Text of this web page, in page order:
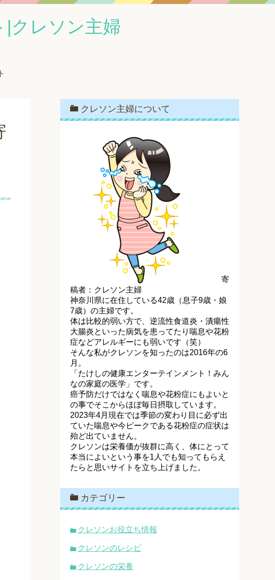
|クレソン主婦
クレソン主婦について
寄
稿者：クレソン主婦
神奈川県に在住している42歳（息子9歳・娘
7歳）の主婦です。
体は比較的弱い方で、逆流性食道炎・潰瘍性
大腸炎といった病気を患ってたり喘息や花粉
症などアレルギーにも弱いです（笑）
そんな私がクレソンを知ったのは2016年の6
月。
「たけしの健康エンターテインメント！みん
なの家庭の医学」です。
癌予防だけではなく喘息や花粉症にもよいと
の事でそこからほぼ毎日摂取しています。
2023年4月現在では季節の変わり目に必ず出
ていた喘息や今ピークである花粉症の症状は
殆ど出ていません。
クレソンは栄養価が抜群に高く、体にとって
本当によいという事を1人でも知ってもらえ
たらと思いサイトを立ち上げました。
カテゴリー
クレソンお役立ち情報
クレソンのレシピ
クレソンの栄養